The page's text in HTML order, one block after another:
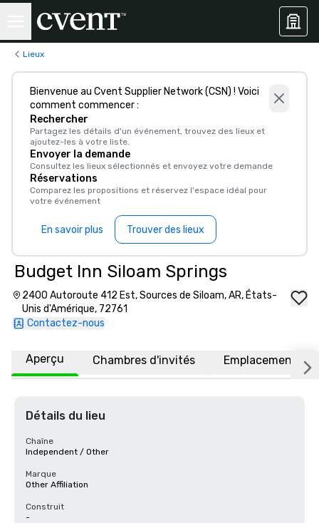
Lieux
Bienvenue au Cvent Supplier Network (CSN) ! Voici
comment commencer :
Rechercher
Partagez les détails d'un événement, trouvez des lieux et
ajoutez-les à votre liste.
Envoyer la demande
Consultez les lieux sélectionnés et envoyez votre demande
Réservations
Comparez les propositions et réservez l'espace idéal pour
votre événement
En savoir plus Trouver des lieux
Budget Inn Siloam Springs
2400 Autoroute 412 Est, Sources de Siloam, AR, États-
Unis d'Amérique, 72761
Contactez-nous
Aperçu Chambres d'invités Emplacement
Détails du lieu
Chaîne
Independent / Other
Marque
Other Affiliation
Construit
-